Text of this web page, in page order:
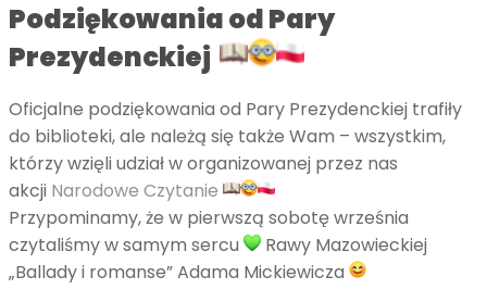
Podziękowania od Pary
Prezydenckiej
Oficjalne podziękowania od Pary Prezydenckiej trafiły
do biblioteki, ale należą się także Wam – wszystkim,
którzy wzięli udział w organizowanej przez nas
akcji Narodowe Czytanie
Przypominamy, że w pierwszą sobotę września
czytaliśmy w samym sercu
Rawy Mazowieckiej
„Ballady i romanse” Adama Mickiewicza